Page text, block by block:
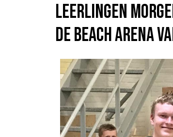
Leerlingen
de Beach Arena